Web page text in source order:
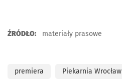
ŹRÓDŁO: materiały prasowe
premiera Piekarnia Wrocław